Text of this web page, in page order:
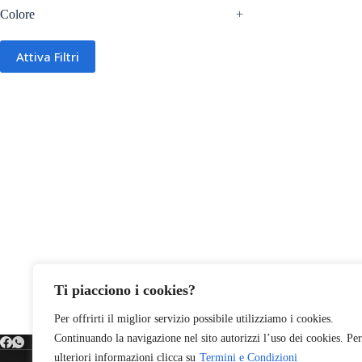
Ti piacciono i cookies?
Per offrirti il miglior servizio possibile utilizziamo i cookies.
Continuando la navigazione nel sito autorizzi l’uso dei cookies. Per
ulteriori informazioni clicca su Termini e Condizioni
Colore +
Attiva Filtri